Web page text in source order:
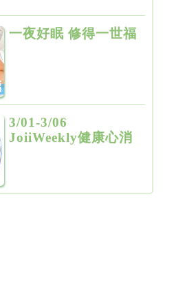
一夜好眠 修得一世福
3/01-3/06
JoiiWeekly健康心消